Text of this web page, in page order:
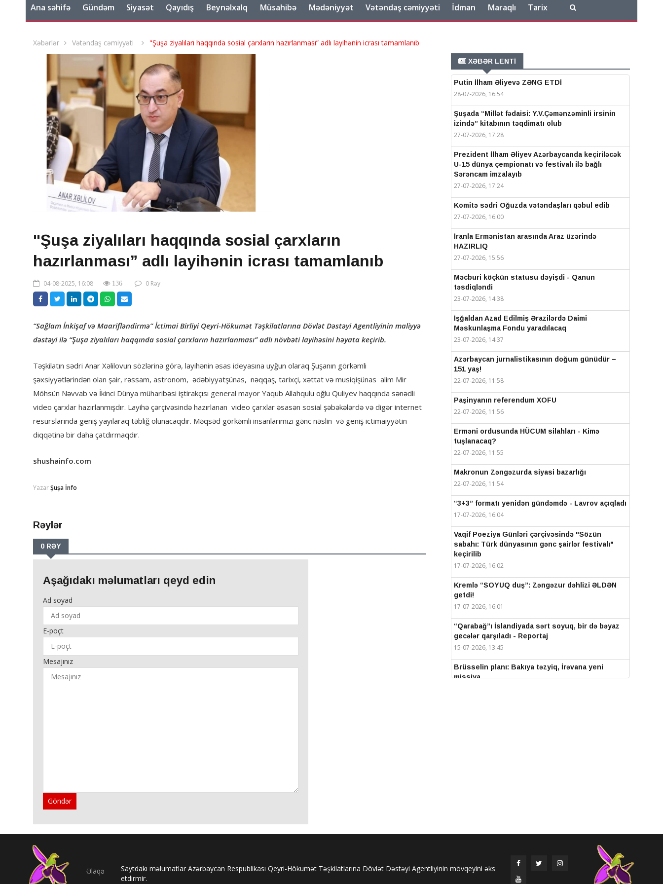
Ana səhifə Gündəm Siyasət Qayıdış Beynəlxalq Müsahibə Mədəniyyət Vətəndaş cəmiyyəti İdman Maraqlı Tarix
Xəbərlər Vətəndaş cəmiyyəti "Şuşa ziyalıları haqqında sosial çarxların hazırlanması” adlı layihənin icrası tamamlanıb
"Şuşa ziyalıları haqqında sosial çarxların
hazırlanması” adlı layihənin icrası tamamlanıb
04-08-2025, 16:08 136 0 Rəy
“Sağlam İnkişaf və Maarifləndirmə” İctimai Birliyi Qeyri-Hökumət Təşkilatlarına Dövlət Dəstəyi Agentliyinin maliyyə
dəstəyi ilə “Şuşa ziyalıları haqqında sosial çarxların hazırlanması” adlı növbəti layihəsini həyata keçirib.
Təşkilatın sədri Anar Xəlilovun sözlərinə görə, layihənin əsas ideyasına uyğun olaraq Şuşanın görkəmli
şəxsiyyətlərindən olan şair, rəssam, astronom, ədəbiyyatşünas, nəqqaş, tarixçi, xəttat və musiqişünas alim Mir
Möhsün Nəvvab və İkinci Dünya müharibəsi iştirakçısı general mayor Yaqub Allahqulu oğlu Quliyev haqqında sənədli
video çarxlar hazırlanmışdır. Layihə çərçivəsində hazırlanan video çarxlar əsasən sosial şəbəkələrdə və digər internet
resurslarında geniş yayılaraq təbliğ olunacaqdır. Məqsəd görkəmli insanlarımızı gənc nəslin və geniş ictimaiyyətin
diqqətinə bir daha çatdırmaqdır.
shushainfo.com
YazarŞuşa İnfo
Rəylər
0 RƏY
Aşağıdakı məlumatları qeyd edin
Ad soyad
E-poçt
Mesajınız
Göndər
XƏBƏR LENTİ
Putin İlham Əliyevə ZƏNG ETDİ
28-07-2026, 16:54
Şuşada “Millət fədaisi: Y.V.Çəmənzəminli irsinin
izində” kitabının təqdimatı olub
27-07-2026, 17:28
Prezident İlham Əliyev Azərbaycanda keçiriləcək
U-15 dünya çempionatı və festivalı ilə bağlı
Sərəncam imzalayıb
27-07-2026, 17:24
Komitə sədri Oğuzda vətəndaşları qəbul edib
27-07-2026, 16:00
İranla Ermənistan arasında Araz üzərində
HAZIRLIQ
27-07-2026, 15:56
Məcburi köçkün statusu dəyişdi - Qanun
təsdiqləndi
23-07-2026, 14:38
İşğaldan Azad Edilmiş Ərazilərdə Daimi
Məskunlaşma Fondu yaradılacaq
23-07-2026, 14:37
Azərbaycan jurnalistikasının doğum günüdür –
151 yaş!
22-07-2026, 11:58
Paşinyanın referendum XOFU
22-07-2026, 11:56
Erməni ordusunda HÜCUM silahları - Kimə
tuşlanacaq?
22-07-2026, 11:55
Makronun Zəngəzurda siyasi bazarlığı
22-07-2026, 11:54
“3+3” formatı yenidən gündəmdə - Lavrov açıqladı
17-07-2026, 16:04
Vaqif Poeziya Günləri çərçivəsində "Sözün
sabahı: Türk dünyasının gənc şairlər festivalı"
keçirilib
17-07-2026, 16:02
Kremlə “SOYUQ duş”: Zəngəzur dəhlizi ƏLDƏN
getdi!
17-07-2026, 16:01
“Qarabağ”ı İslandiyada sərt soyuq, bir də bəyaz
gecələr qarşıladı - Reportaj
15-07-2026, 13:45
Brüsselin planı: Bakıya təzyiq, İrəvana yeni
missiya
IV Şuşa Qlobal Media Forumu başladı: Prezident
Əlaqə
Saytdakı məlumatlar Azərbaycan Respublikası Qeyri-Hökumət Təşkilatlarına Dövlət Dəstəyi Agentliyinin mövqeyini əks
etdirmir.